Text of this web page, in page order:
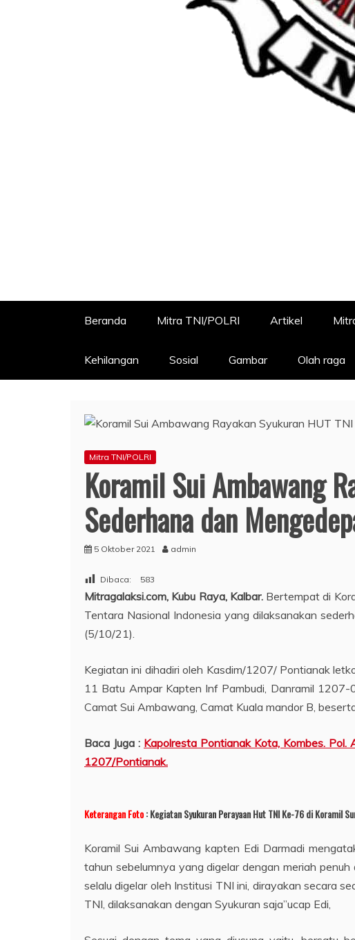
Beranda Mitra TNI/POLRI Artikel
Kehilangan Sosial Gambar Olah raga
Mitra TNI/POLRI
Koramil Sui Ambawang
Sederhana dan
5 Oktober 2021 admin
Dibaca: 583
Mitragalaksi.com, Kubu Raya, Kalbar. Bertempat di
Tentara Nasional Indonesia yang dilaksanakan
(5/10/21).
Kegiatan ini dihadiri oleh Kasdim/1207/ Pontianak
11 Batu Ampar Kapten Inf Pambudi, Danramil 1207-
Camat Sui Ambawang, Camat Kuala mandor B,
Baca Juga : Kapolresta Pontianak Kota, Kombes.
1207/Pontianak.
Keterangan Foto: Kegiatan Syukuran Perayaan Hut TNI Ke-76 di Koramil
Koramil Sui Ambawang kapten Edi Darmadi
tahun sebelumnya yang digelar dengan meriah
selalu digelar oleh Institusi TNI ini, dirayakan secara
TNI, dilaksanakan dengan Syukuran saja”ucap Edi,